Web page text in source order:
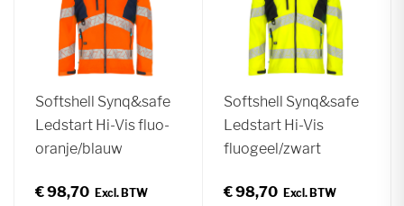
Softshell Synq&safe
Ledstart Hi-Vis fluo-
oranje/blauw
€ 98,70
Softshell Synq&safe
Ledstart Hi-Vis
fluogeel/zwart
€ 98,70